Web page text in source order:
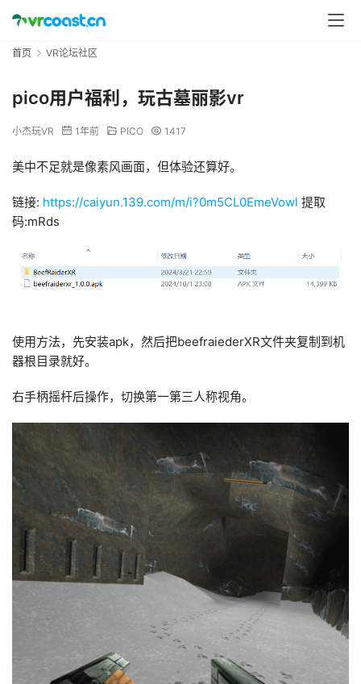
首页 VR论坛社区
pico用户福利，玩古墓丽影vr
小杰玩VR 1年前 PICO 1417
美中不足就是像素风画面，但体验还算好。
链接: https://caiyun.139.com/m/i?0m5CL0EmeVowl 提取
码:mRds
使用方法，先安装apk，然后把beefraiederXR文件夹复制到机
器根目录就好。
右手柄摇杆后操作，切换第一第三人称视角。